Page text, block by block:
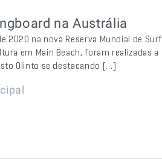
na Austrália
na nova Reserva Mundial de Surf
em Main Beach, foram realizadas a
Olinto se destacando […]